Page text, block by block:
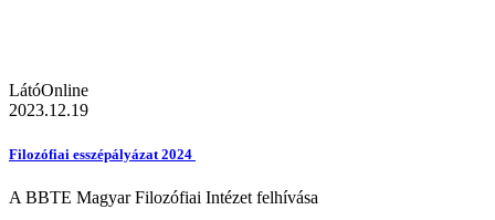
LátóOnline
2023.12.19
Filozófiai esszépályázat 2024
A BBTE Magyar Filozófiai Intézet felhívása